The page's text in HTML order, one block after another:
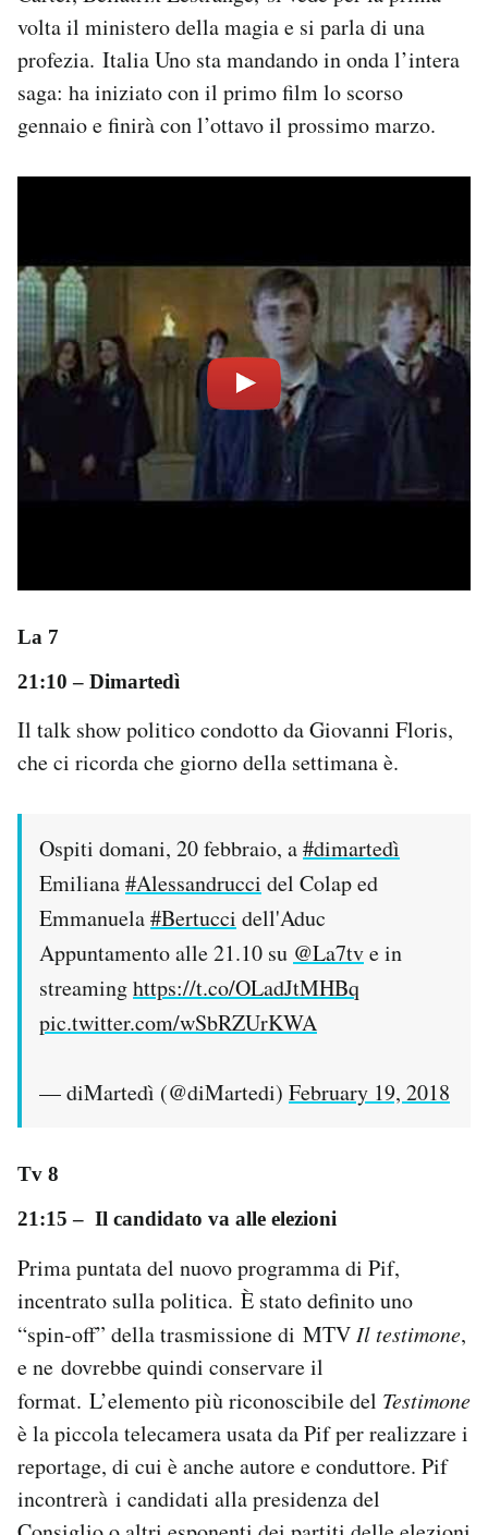
volta il ministero della magia e si parla di una
profezia. Italia Uno sta mandando in onda l’intera
saga: ha iniziato con il primo film lo scorso
gennaio e finirà con l’ottavo il prossimo marzo.
La 7
21:10– Dimartedì
Il talk show politico condotto da Giovanni Floris,
che ci ricorda che giorno della settimana è.
Ospiti domani, 20 febbraio, a#dimartedì
Emiliana#Alessandrucci del Colap ed
Emmanuela#Bertucci dell'Aduc
Appuntamento alle 21.10 su @La7tve in
streaminghttps://t.co/OLadJtMHBq
pic.twitter.com/wSbRZUrKWA
— diMartedì (@diMartedi) February 19, 2018
Tv 8
21:15– Il candidato va alle elezioni
Prima puntata del nuovo programma di Pif,
incentrato sulla politica. È stato definito uno
“spin-off” della trasmissione di MTV Il testimone,
e ne dovrebbe quindi conservare il
format. L’elemento più riconoscibile del Testimone
è la piccola telecamera usata da Pif per realizzare i
reportage, di cui è anche autore e conduttore. Pif
incontrerà i candidati alla presidenza del